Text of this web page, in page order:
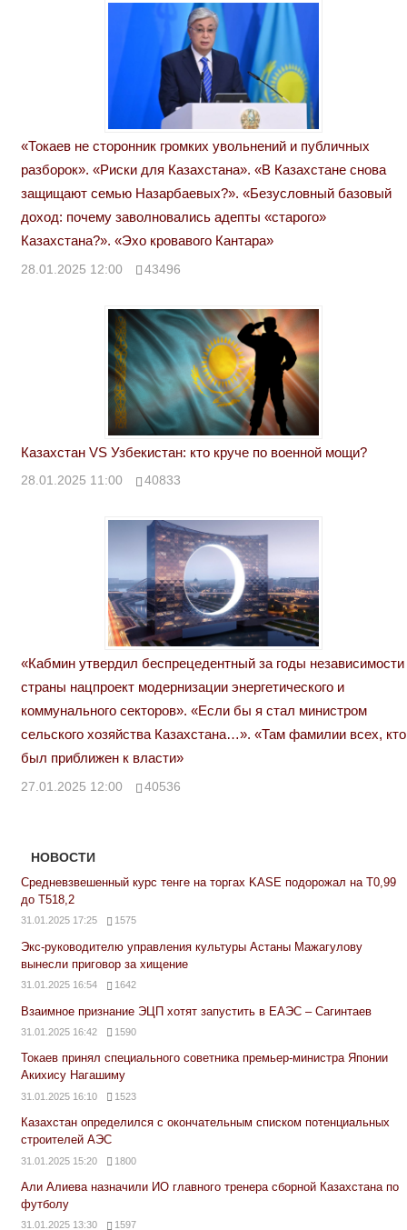
«Токаев не сторонник громких увольнений и публичных
разборок». «Риски для Казахстана». «В Казахстане снова
защищают семью Назарбаевых?». «Безусловный базовый
доход: почему заволновались адепты «старого»
Казахстана?». «Эхо кровавого Кантара»
28.01.2025 12:00 43496
Казахстан VS Узбекистан: кто круче по военной мощи?
28.01.2025 11:00 40833
«Кабмин утвердил беспрецедентный за годы независимости
страны нацпроект модернизации энергетического и
коммунального секторов». «Если бы я стал министром
сельского хозяйства Казахстана…». «Там фамилии всех, кто
был приближен к власти»
27.01.2025 12:00 40536
НОВОСТИ
Средневзвешенный курс тенге на торгах KASE подорожал на Т0,99
до Т518,2
31.01.2025 17:25 1575
Экс-руководителю управления культуры Астаны Мажагулову
вынесли приговор за хищение
31.01.2025 16:54 1642
Взаимное признание ЭЦП хотят запустить в ЕАЭС – Сагинтаев
31.01.2025 16:42 1590
Токаев принял специального советника премьер-министра Японии
Акихису Нагашиму
31.01.2025 16:10 1523
Казахстан определился с окончательным списком потенциальных
строителей АЭС
31.01.2025 15:20 1800
Али Алиева назначили ИО главного тренера сборной Казахстана по
футболу
31.01.2025 13:30 1597